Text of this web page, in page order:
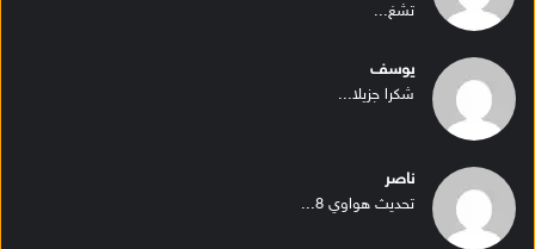
تشغ...
يوسف
شكرا جزيلا...
ناصر
تحديث هواوي 8...